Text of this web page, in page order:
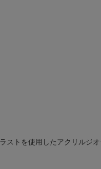
トを使用したアクリルジオ